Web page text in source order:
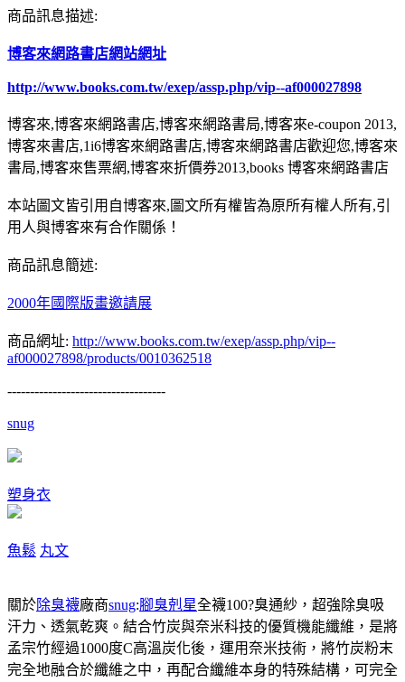
商品訊息描述:
博客來網路書店網站網址
http://www.books.com.tw/exep/assp.php/vip--af000027898
博客來,博客來網路書店,博客來網路書局,博客來e-coupon 2013,
博客來書店,1i6博客來網路書店,博客來網路書店歡迎您,博客來
書局,博客來售票網,博客來折價券2013,books 博客來網路書店
本站圖文皆引用自博客來,圖文所有權皆為原所有權人所有,引
用人與博客來有合作關係！
商品訊息簡述:
2000年國際版畫邀請展
商品網址: http://www.books.com.tw/exep/assp.php/vip--
af000027898/products/0010362518
-----------------------------------
snug
塑身衣
魚鬆 丸文
關於除臭襪廠商snug:腳臭剋星全襪100?臭通紗，超強除臭吸
汗力、透氣乾爽。結合竹炭與奈米科技的優質機能纖維，是將
孟宗竹經過1000度C高溫炭化後，運用奈米技術，將竹炭粉末
完全地融合於纖維之中，再配合纖維本身的特殊結構，可完全